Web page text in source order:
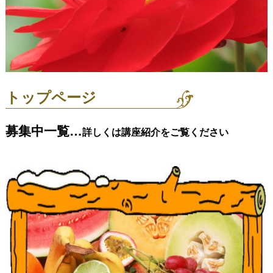
トップページ
募集中一覧…詳しくは講座紹介をご覧ください